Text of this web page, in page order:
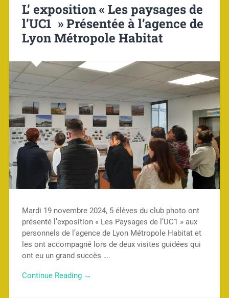
L’ exposition « Les paysages de
l’UC1 » Présentée à l’agence de
Lyon Métropole Habitat
Mardi 19 novembre 2024, 5 élèves du club photo ont
présenté l’exposition « Les Paysages de l’UC1 » aux
personnels de l’agence de Lyon Métropole Habitat et
les ont accompagné lors de deux visites guidées qui
ont eu un grand succès ….
Continue Reading →